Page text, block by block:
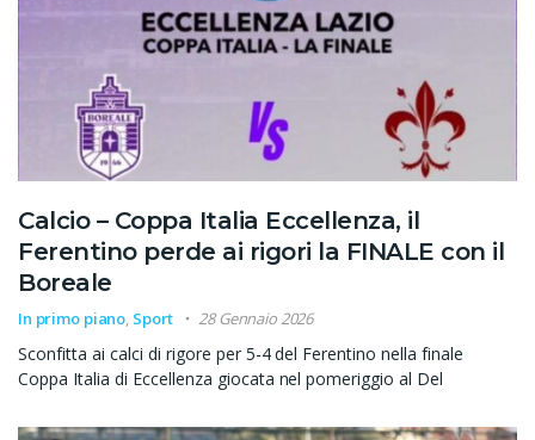
Calcio – Coppa Italia Eccellenza, il
Ferentino perde ai rigori la FINALE con il
Boreale
In primo piano, Sport 28 Gennaio 2026
Sconfitta ai calci di rigore per 5-4 del Ferentino nella finale
Coppa Italia di Eccellenza giocata nel pomeriggio al Del